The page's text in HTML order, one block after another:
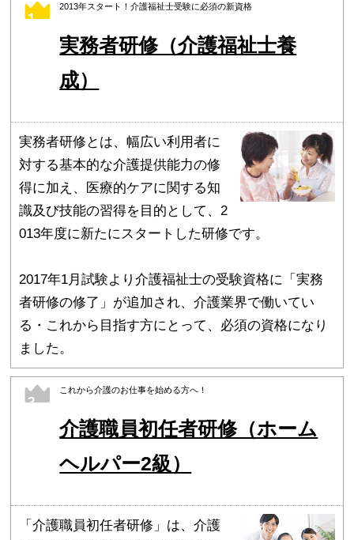
1
2013年スタート！介護福祉士受験に必須の新資格
実務者研修（介護福祉士養
成）
実務者研修とは、幅広い利用者に
対する基本的な介護提供能力の修
得に加え、医療的ケアに関する知
識及び技能の習得を目的として、2
013年度に新たにスタートした研修です。
2017年1月試験より介護福祉士の受験資格に「実務
者研修の修了」が追加され、介護業界で働いてい
る・これから目指す方にとって、必須の資格になり
ました。
2
これから介護のお仕事を始める方へ！
介護職員初任者研修（ホーム
ヘルパー2級）
「介護職員初任者研修」は、介護